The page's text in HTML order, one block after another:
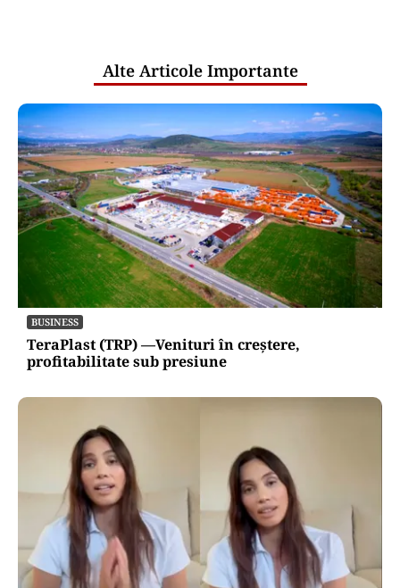
Alte Articole Importante
BUSINESS
TeraPlast (TRP) —Venituri în creștere,
profitabilitate sub presiune